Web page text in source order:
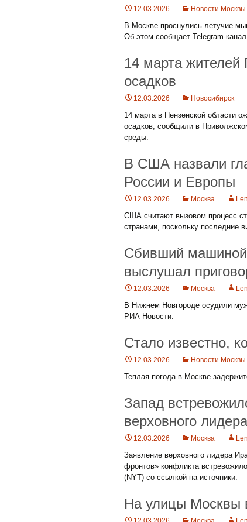
12.03.2026 Новости Москвы
В Москве проснулись летучие
Об этом сообщает Telegram-
14 марта жителей
осадков
12.03.2026 Новосибирск
14 марта в Пензенской области
осадков, сообщили в
среды.
В США назвали
России и Европы
12.03.2026 Москва
США считают вызовом процесс
странами, поскольку последние
Сбивший машиной
выслушал
12.03.2026 Москва
В Нижнем Новгороде осудили
РИА Новости.
Стало известно,
12.03.2026 Новости Москвы
Теплая погода в Москве
Запад
верховного
12.03.2026 Москва
Заявление верховного лидера
фронтов» конфликта
(NYT) со ссылкой на источники.
На улицы Москвы